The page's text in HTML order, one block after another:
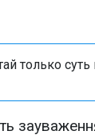
только суть